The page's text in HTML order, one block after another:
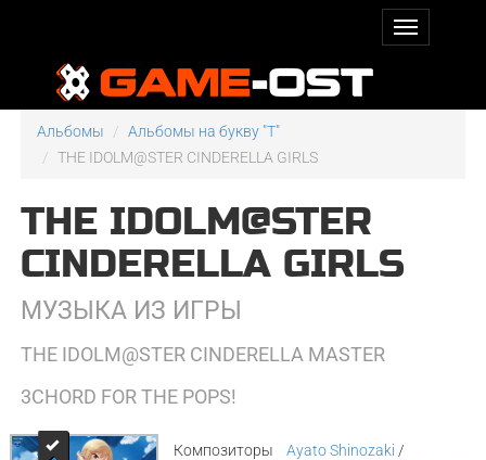
Альбомы
Альбомы на букву "T"
THE IDOLM@STER CINDERELLA GIRLS
THE IDOLM@STER
CINDERELLA GIRLS
МУЗЫКА ИЗ ИГРЫ
THE IDOLM@STER CINDERELLA MASTER
3CHORD FOR THE POPS!
Композиторы Ayato Shinozaki /